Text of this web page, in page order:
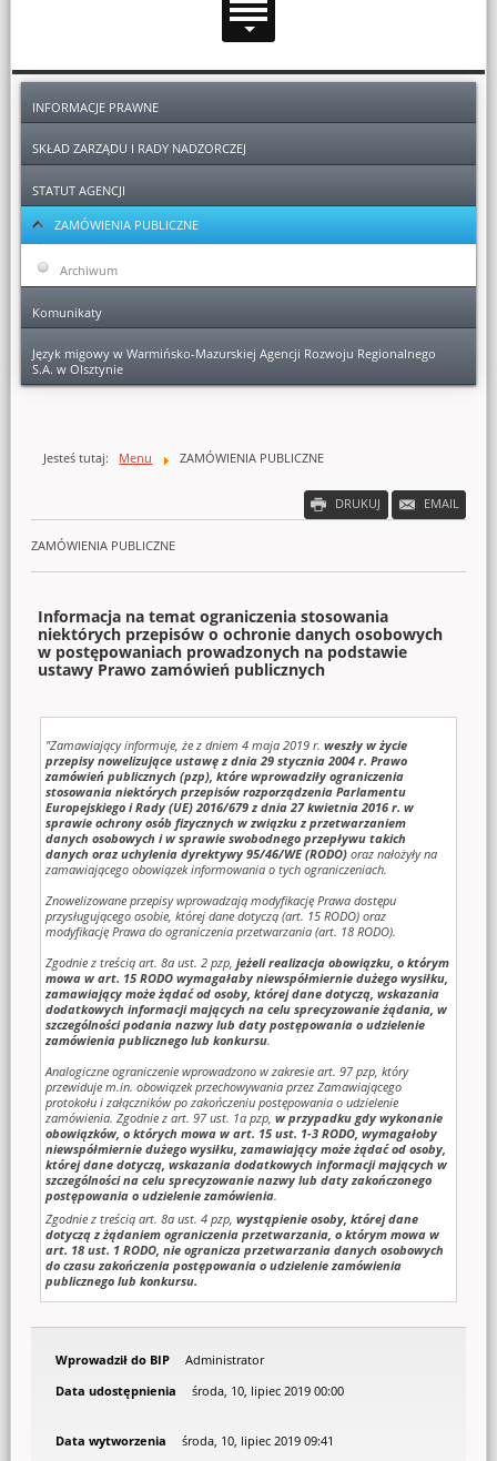
Dodatkowe zasoby (lewa kolumna)
INFORMACJE PRAWNE
SKŁAD ZARZĄDU I RADY NADZORCZEJ
STATUT AGENCJI
ZAMÓWIENIA PUBLICZNE
Archiwum
Komunikaty
Język migowy w Warmińsko-Mazurskiej Agencji Rozwoju Regionalnego
S.A. w Olsztynie
Jesteś tutaj: Menu ZAMÓWIENIA PUBLICZNE
DRUKUJ EMAIL
ZAMÓWIENIA PUBLICZNE
Informacja na temat ograniczenia stosowania
niektórych przepisów o ochronie danych osobowych
w postępowaniach prowadzonych na podstawie
ustawy Prawo zamówień publicznych
"Zamawiający informuje, że z dniem 4 maja 2019 r.weszły w życie
przepisy nowelizujące ustawę z dnia 29 stycznia 2004 r. Prawo
zamówień publicznych (pzp), które wprowadziły ograniczenia
stosowania niektórych przepisów rozporządzenia Parlamentu
Europejskiego i Rady (UE) 2016/679 z dnia 27 kwietnia 2016 r. w
sprawie ochrony osób fizycznych w związku z przetwarzaniem
danych osobowych i w sprawie swobodnego przepływu takich
danych oraz uchylenia dyrektywy 95/46/WE (RODO) oraz nałożyły na
zamawiającego obowiązek informowania o tych ograniczeniach.
Znowelizowane przepisy wprowadzają modyfikację Prawa dostępu
przysługującego osobie, której dane dotyczą (art. 15 RODO) oraz
modyfikację Prawa do ograniczenia przetwarzania (art. 18 RODO).
Zgodnie z treścią art. 8a ust. 2 pzp,jeżeli realizacja obowiązku, o którym
mowa w art. 15 RODO wymagałaby niewspółmiernie dużego wysiłku,
zamawiający może żądać od osoby, której dane dotyczą, wskazania
dodatkowych informacji mających na celu sprecyzowanie żądania, w
szczególności podania nazwy lub daty postępowania o udzielenie
zamówienia publicznego lub konkursu.
Analogiczne ograniczenie wprowadzono w zakresie art. 97 pzp, który
przewiduje m.in. obowiązek przechowywania przez Zamawiającego
protokołu i załączników po zakończeniu postępowania o udzielenie
zamówienia. Zgodnie z art. 97 ust. 1a pzp,w przypadku gdy wykonanie
obowiązków, o których mowa w art. 15 ust. 1-3 RODO, wymagałoby
niewspółmiernie dużego wysiłku, zamawiający może żądać od osoby,
której dane dotyczą, wskazania dodatkowych informacji mających w
szczególności na celu sprecyzowanie nazwy lub daty zakończonego
postępowania o udzielenie zamówienia.
Zgodnie z treścią art. 8a ust. 4 pzp,wystąpienie osoby, której dane
dotyczą z żądaniem ograniczenia przetwarzania, o którym mowa w
art. 18 ust. 1 RODO, nie ogranicza przetwarzania danych osobowych
do czasu zakończenia postępowania o udzielenie zamówienia
publicznego lub konkursu.
Wprowadził do BIP
Administrator
Data udostępnienia
środa, 10, lipiec 2019 00:00
Data wytworzenia
środa, 10, lipiec 2019 09:41